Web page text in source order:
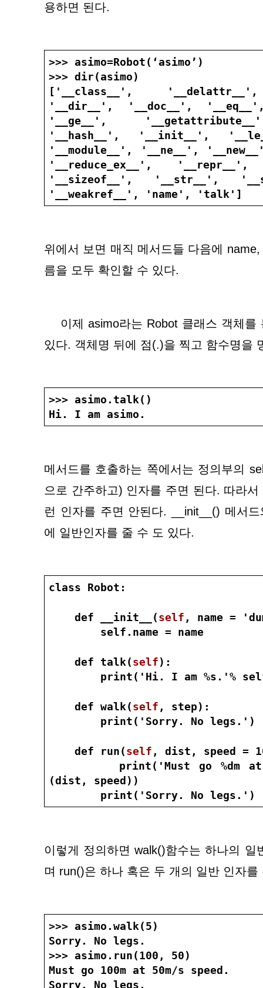
용하면 된다.
>>> asimo=Robot(‘asimo’)
>>> dir(asimo)
['__class__',
'__dir__', '__doc__',
'__ge__',
'__hash__', '__init__',
'__module__', '__ne__',
'__reduce_ex__',
'__sizeof__', '__str__',
'__weakref__', 'name', 'talk']
위에서 보면 매직 메서드들 다음에
름을 모두 확인할 수 있다.
있다. 객체명 뒤에 점(.)을 찍고 함수명을
>>> asimo.talk()
Hi. I am asimo.
메서드를 호출하는 쪽에서는 정의부의
으로 간주하고) 인자를 주면 된다. 따라
런 인자를 주면 안된다. __init__() 메서
에 일반인자를 줄 수 도 있다.
class Robot:
def __init__(self , name =
self.name = name
def talk(self):
print('Hi. I am %s.'%
def walk(self , step):
print('Sorry. No legs.')
def run(self , dist, speed =
(dist, speed))
print('Sorry. No legs.')
이렇게 정의하면 walk()함수는 하나의
며 run()은 하나 혹은 두 개의 일반 인자를
>>> asimo.walk(5)
Sorry. No legs.
>>> asimo.run(100, 50)
Must go 100m at 50m/s speed.
Sorry. No legs.